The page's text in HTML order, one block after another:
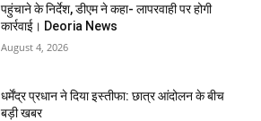
पहुंचाने के निर्देश, डीएम ने कहा- लापरवाही पर होगी
कार्रवाई। Deoria News
August 4, 2026
धर्मेंद्र प्रधान ने दिया इस्तीफा: छात्र आंदोलन के बीच
बड़ी खबर